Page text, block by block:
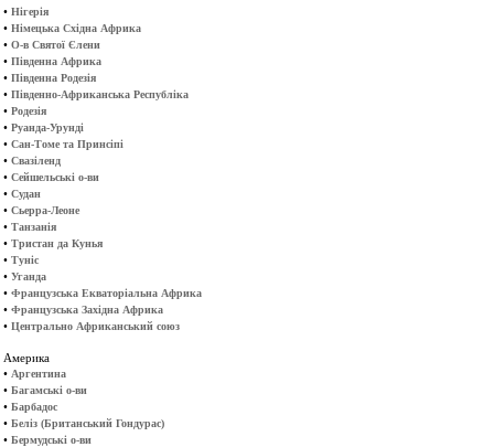
• Нігерія
• Німецька Східна Африка
• О-в Святої Єлени
• Південна Африка
• Південна Родезія
• Південно-Африканська Республіка
• Родезія
• Руанда-Урунді
• Сан-Томе та Принсіпі
• Свазіленд
• Сейшельські о-ви
• Судан
• Сьерра-Леоне
• Танзанія
• Тристан да Кунья
• Туніс
• Уганда
• Французська Екваторіальна Африка
• Французська Західна Африка
• Центрально Африканський союз
Америка
• Аргентина
• Багамські о-ви
• Барбадос
• Беліз (Британський Гондурас)
• Бермудські о-ви